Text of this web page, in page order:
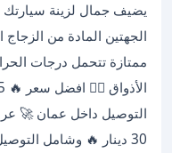
يضيف جمال لزينة
الجهتين المادة من
ممتازة تتحمل درجات
30 دينار 🔥 وشامل